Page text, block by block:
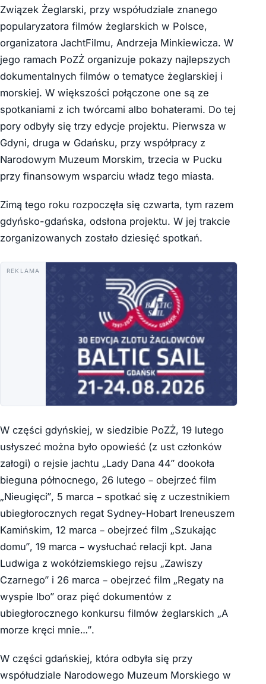
Związek Żeglarski, przy współudziale znanego
popularyzatora filmów żeglarskich w Polsce,
organizatora JachtFilmu, Andrzeja Minkiewicza. W
jego ramach PoZŻ organizuje pokazy najlepszych
dokumentalnych filmów o tematyce żeglarskiej i
morskiej. W większości połączone one są ze
spotkaniami z ich twórcami albo bohaterami. Do tej
pory odbyły się trzy edycje projektu. Pierwsza w
Gdyni, druga w Gdańsku, przy współpracy z
Narodowym Muzeum Morskim, trzecia w Pucku
przy finansowym wsparciu władz tego miasta.
Zimą tego roku rozpoczęła się czwarta, tym razem
gdyńsko-gdańska, odsłona projektu. W jej trakcie
zorganizowanych zostało dziesięć spotkań.
REKLAMA
W części gdyńskiej, w siedzibie PoZŻ, 19 lutego
usłyszeć można było opowieść (z ust członków
załogi) o rejsie jachtu „Lady Dana 44” dookoła
bieguna północnego, 26 lutego – obejrzeć film
„Nieugięci”, 5 marca – spotkać się z uczestnikiem
ubiegłorocznych regat Sydney-Hobart Ireneuszem
Kamińskim, 12 marca – obejrzeć film „Szukając
domu”, 19 marca – wysłuchać relacji kpt. Jana
Ludwiga z wokółziemskiego rejsu „Zawiszy
Czarnego” i 26 marca – obejrzeć film „Regaty na
wyspie Ibo” oraz pięć dokumentów z
ubiegłorocznego konkursu filmów żeglarskich „A
morze kręci mnie…”.
W części gdańskiej, która odbyła się przy
współudziale Narodowego Muzeum Morskiego w